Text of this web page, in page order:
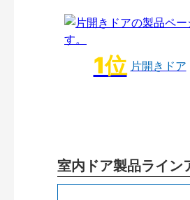
片開きドア
室内ドア製品ライン